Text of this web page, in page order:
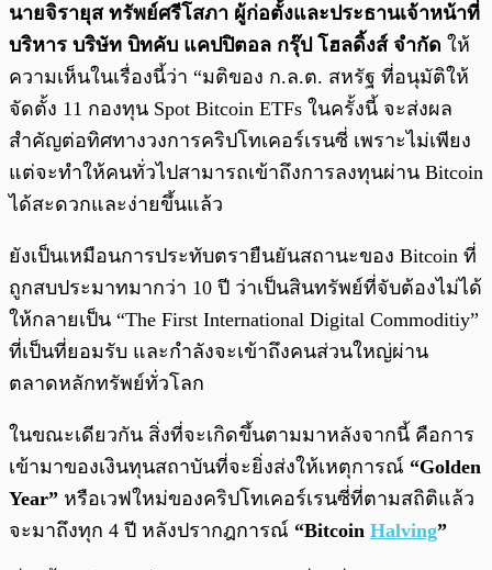
นายจิรายุส ทรัพย์ศรีโสภา ผู้ก่อตั้งและประธานเจ้าหน้าที่
บริหาร บริษัท บิทคับ แคปปิตอล กรุ๊ป โฮลดิ้งส์ จำกัด ให้
ความเห็นในเรื่องนี้ว่า “มติของ ก.ล.ต. สหรัฐ ที่อนุมัติให้
จัดตั้ง 11 กองทุน Spot Bitcoin ETFs ในครั้งนี้ จะส่งผล
สำคัญต่อทิศทางวงการคริปโทเคอร์เรนซี่ เพราะไม่เพียง
แต่จะทำให้คนทั่วไปสามารถเข้าถึงการลงทุนผ่าน Bitcoin
ได้สะดวกและง่ายขึ้นแล้ว
ยังเป็นเหมือนการประทับตรายืนยันสถานะของ Bitcoin ที่
ถูกสบประมาทมากว่า 10 ปี ว่าเป็นสินทรัพย์ที่จับต้องไม่ได้
ให้กลายเป็น “The First International Digital Commoditiy”
ที่เป็นที่ยอมรับ และกำลังจะเข้าถึงคนส่วนใหญ่ผ่าน
ตลาดหลักทรัพย์ทั่วโลก
ในขณะเดียวกัน สิ่งที่จะเกิดขึ้นตามมาหลังจากนี้ คือการ
เข้ามาของเงินทุนสถาบันที่จะยิ่งส่งให้เหตุการณ์ “Golden
Year” หรือเวฟใหม่ของคริปโทเคอร์เรนซี่ที่ตามสถิติแล้ว
จะมาถึงทุก 4 ปี หลังปรากฎการณ์ “Bitcoin Halving”